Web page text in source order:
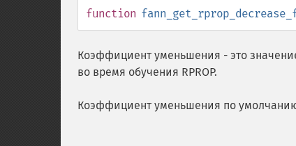
function
Коэффициент уменьшения - это
во время обучения RPROP.
Коэффициент уменьшения по умолчанию